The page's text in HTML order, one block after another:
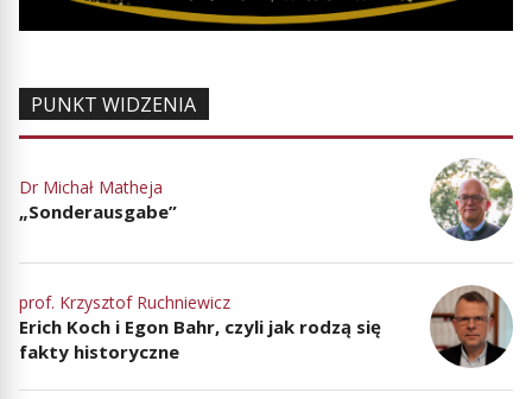
PUNKT WIDZENIA
Dr Michał Matheja
„Sonderausgabe”
prof. Krzysztof Ruchniewicz
Erich Koch i Egon Bahr, czyli jak rodzą się
fakty historyczne